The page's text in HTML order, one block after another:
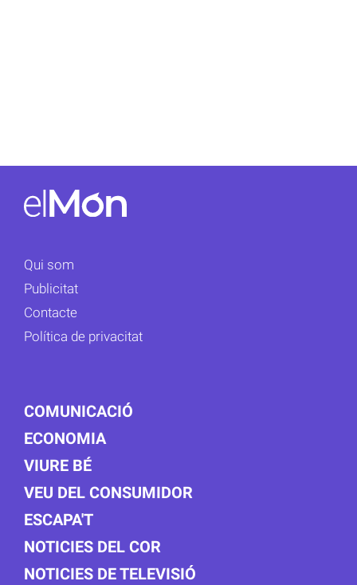
Qui som
Publicitat
Contacte
Política de privacitat
COMUNICACIÓ
ECONOMIA
VIURE BÉ
VEU DEL CONSUMIDOR
ESCAPA'T
NOTICIES DEL COR
NOTICIES DE TELEVISIÓ